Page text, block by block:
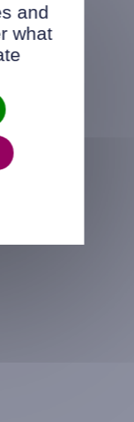
and
what